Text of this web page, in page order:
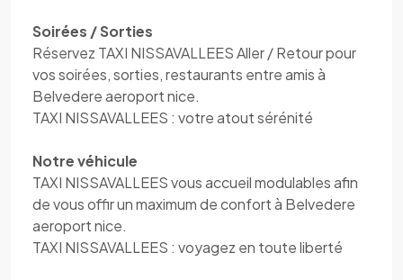
Soirées / Sorties
Réservez TAXI NISSAVALLEES Aller / Retour pour
vos soirées, sorties, restaurants entre amis à
Belvedere aeroport nice.
TAXI NISSAVALLEES : votre atout sérénité
Notre véhicule
TAXI NISSAVALLEES vous accueil modulables afin
de vous offir un maximum de confort à Belvedere
aeroport nice.
TAXI NISSAVALLEES : voyagez en toute liberté